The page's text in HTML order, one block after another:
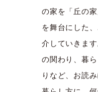
の家を「丘の
を舞台にした
介していきま
の関わり、暮
りなど、お読